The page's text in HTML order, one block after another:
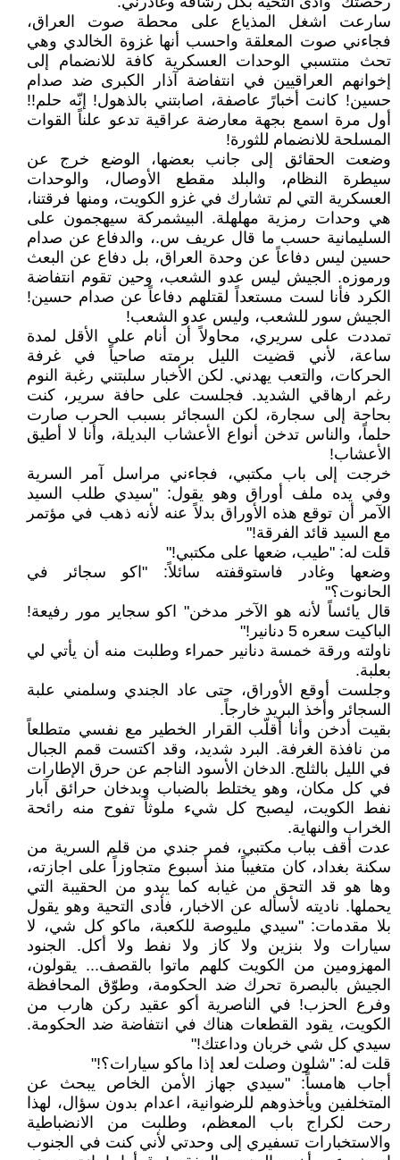
سارعت اشغل المذياع على محطة صوت العراق،
فجاءني صوت المعلقة واحسب أنها غزوة الخالدي وهي
تحث منتسبي الوحدات العسكرية كافة للانضمام إلى
إخوانهم العراقيين في انتفاضة آذار الكبرى ضد صدام
حسين! كانت أخبارً عاصفة، اصابتني بالذهول! إنّه حلم!!
أول مرة اسمع بجهة معارضة عراقية تدعو علناً القوات
المسلحة للانضمام للثورة!
وضعت الحقائق إلى جانب بعضها، الوضع خرج عن
سيطرة النظام، والبلد مقطع الأوصال، والوحدات
العسكرية التي لم تشارك في غزو الكويت، ومنها فرقتنا،
هي وحدات رمزية مهلهلة. البيشمركة سيهجمون على
السليمانية حسب ما قال عريف س.، والدفاع عن صدام
حسين ليس دفاعاً عن وحدة العراق، بل دفاع عن البعث
ورموزه. الجيش ليس عدو الشعب، وحين تقوم انتفاضة
الكرد فأنا لست مستعداً لقتلهم دفاعاً عن صدام حسين!
الجيش سور للشعب، وليس عدو الشعب!
تمددت على سريري، محاولاً أن أنام على الأقل لمدة
ساعة، لأني قضيت الليل برمته صاحياً في غرفة
الحركات، والتعب يهدني. لكن الأخبار سلبتني رغبة النوم
رغم ارهاقي الشديد. فجلست على حافة سرير، كنت
بحاجة إلى سجارة، لكن السجائر بسبب الحرب صارت
حلماً، والناس تدخن أنواع الأعشاب البديلة، وأنا لا أطيق
الأعشاب!
خرجت إلى باب مكتبي، فجاءني مراسل آمر السرية
وفي يده ملف أوراق وهو يقول: "سيدي طلب السيد
الآمر أن توقع هذه الأوراق بدلاً عنه لأنه ذهب في مؤتمر
مع السيد قائد الفرقة!"
قلت له: "طيب، ضعها على مكتبي!"
وضعها وغادر فاستوقفته سائلاً: "اكو سجائر في
الحانوت؟"
قال يائساً لأنه هو الآخر مدخن" اكو سجاير مور رفيعة!
الباكيت سعره 5 دنانير!"
ناولته ورقة خمسة دنانير حمراء وطلبت منه أن يأتي لي
بعلبة.
وجلست أوقع الأوراق، حتى عاد الجندي وسلمني علبة
السجائر وأخذ البريد خارجاً.
بقيت أدخن وأنا أقلّب القرار الخطير مع نفسي متطلعاً
من نافذة الغرفة. البرد شديد، وقد اكتست قمم الجبال
في الليل بالثلج. الدخان الأسود الناجم عن حرق الإطارات
في كل مكان، وهو يختلط بالضباب وبدخان حرائق آبار
نفط الكويت، ليصبح كل شيء ملوثاً تفوح منه رائحة
الخراب والنهاية.
عدت أقف بباب مكتبي، فمر جندي من قلم السرية من
سكنة بغداد، كان متغيباً منذ أسبوع متجاوزاً على اجازته،
وها هو قد التحق من غيابه كما يبدو من الحقيبة التي
يحملها. ناديته لأسأله عن الاخبار، فأدى التحية وهو يقول
بلا مقدمات: "سيدي مليوصة للكعبة، ماكو كل شي، لا
سيارات ولا بنزين ولا كاز ولا نفط ولا أكل. الجنود
المهزومين من الكويت كلهم ماتوا بالقصف... يقولون،
الجيش بالبصرة تحرك ضد الحكومة، وطوّق المحافظة
وفرع الحزب! في الناصرية أكو عقيد ركن هارب من
الكويت، يقود القطعات هناك في انتفاضة ضد الحكومة.
سيدي كل شي خربان وداعتك!"
قلت له: "شلون وصلت لعد إذا ماكو سيارات؟!"
أجاب هامساً: "سيدي جهاز الأمن الخاص يبحث عن
المتخلفين ويأخذوهم للرضوانية، اعدام بدون سؤال، لهذا
رحت لكراج باب المعظم، وطلبت من الانضباطية
والاستخبارات تسفيري إلى وحدتي لأني كنت في الجنوب